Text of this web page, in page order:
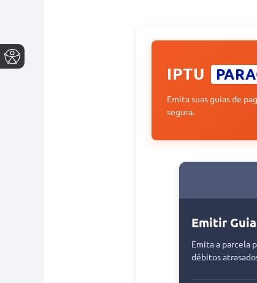
IPTU
Emita suas guias de
segura.
Emitir Guia
Emita a parcela
débitos